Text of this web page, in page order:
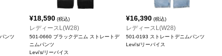
ンツ
¥18,590 (税込)
レディースL(W28)
501-0660 ブラックデニム ストレートデ
ニムパンツ
Levi's/リーバイス
¥16,390 (税込)
レディースL(W28)
501-0193 ストレートデニムパンツ
Levi's/リーバイス